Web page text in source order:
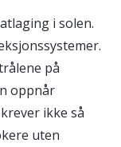
i solen.
på
oppnår
ikke så
uten